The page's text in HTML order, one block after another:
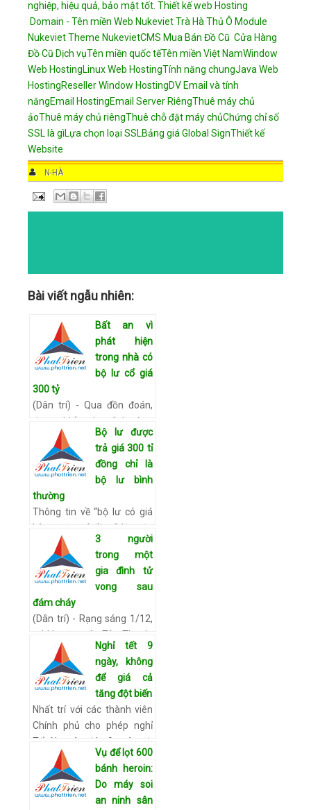
nghiệp, hiệu quả, bảo mật tốt. Thiết kế web Hosting
Domain - Tên miền Web NukevietTrà Hà Thủ Ô Module
NukevietTheme NukevietCMS Mua Bán Đồ Cũ Cửa Hàng
Đồ Cũ Dịch vụTên miền quốc tếTên miền Việt NamWindow
Web HostingLinux Web HostingTính năng chungJava Web
HostingReseller Window HostingDV Email và tính
năngEmail HostingEmail Server RiêngThuê máy chủ
ảoThuê máy chủ riêngThuê chỗ đặt máy chủChứng chỉ số
SSL là gìLựa chọn loại SSLBảng giá Global SignThiết kế
Website
AUTHOR
N-HÀ
DATE
8:57 AM
Bài viết ngẫu nhiên:
Bất an vì
phát hiện
trong nhà có
bộ lư cổ giá
300 tỷ
(Dân trí) - Qua đồn đoán,
được biết gia đình ông
Thức có bộ lư đồng cổ đổi
màu quý hiếm, nhiều người
đã tìm đến hỏi mua, trả giá
tới 300 tỷ đồng. Ông …
Xem
chi tiết
Bộ lư được
trả giá 300 tỉ
đồng chỉ là
bộ lư bình
thường
Thông tin về “bộ lư có giá
hàng trăm tỉ đồng” lập tức
lan rộng. Rất đông người
kéo đến nhà ông Thức để
chờ cơ hội được tận mắt
xem bộ lư. Kể từ đó, n…
Xem chi tiết
3 người
trong một
gia đình tử
vong sau
đám cháy
(Dân trí) - Rạng sáng 1/12,
tại khu vực ấp Tân Thạnh,
thị trấn Long Bình, huyện
An Phú, (tỉnh An Giang) đã
xảy ra vụ hỏa hoạn nghiệm
trọng làm ba ngườ… Xem
chi tiết
Nghỉ tết 9
ngày, không
để giá cả
tăng đột biến
Nhất trí với các thành viên
Chính phủ cho phép nghỉ
Tết Nguyên đán 9 ngày, từ
28.1 đến hết 5.2.2014 (từ
28 tháng chạp đến hết
mùng 6 tháng giêng), Th…
Vụ để lọt 600
bánh heroin:
Do máy soi
an ninh sân